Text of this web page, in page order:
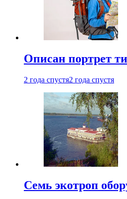
Описан портрет
2 года спустя2 года спустя
Семь экотроп